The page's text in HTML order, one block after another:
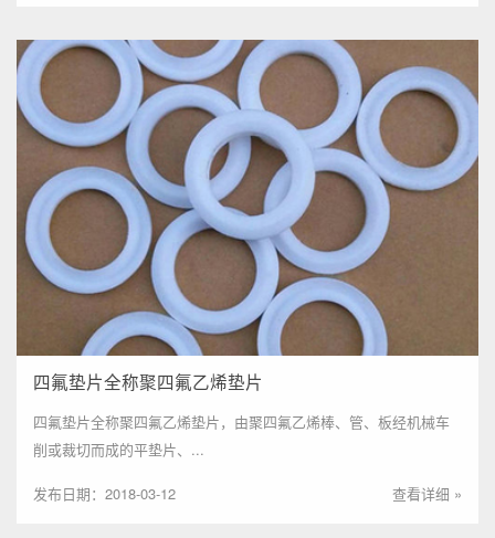
四氟垫片全称聚四氟乙烯垫片
四氟垫片全称聚四氟乙烯垫片，由聚四氟乙烯棒、管、板经机械车
削或裁切而成的平垫片、...
发布日期：2018-03-12 查看详细 »